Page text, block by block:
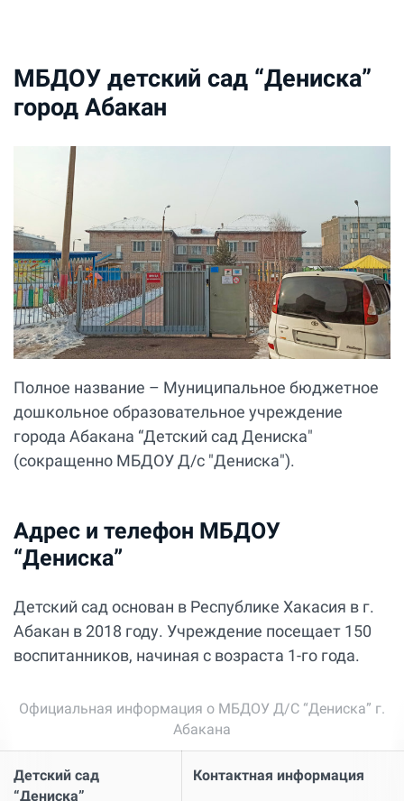
МБДОУ детский сад “Дениска”
город Абакан
Полное название – Муниципальное бюджетное
дошкольное образовательное учреждение
города Абакана “Детский сад Дениска"
(сокращенно МБДОУ Д/с "Дениска").
Адрес и телефон МБДОУ
“Дениска”
Детский сад основан в Республике Хакасия в г.
Абакан в 2018 году. Учреждение посещает 150
воспитанников, начиная с возраста 1-го года.
Официальная информация о МБДОУ Д/С “Дениска” г.
Абакана
Детский сад
“Дениска”
Контактная информация